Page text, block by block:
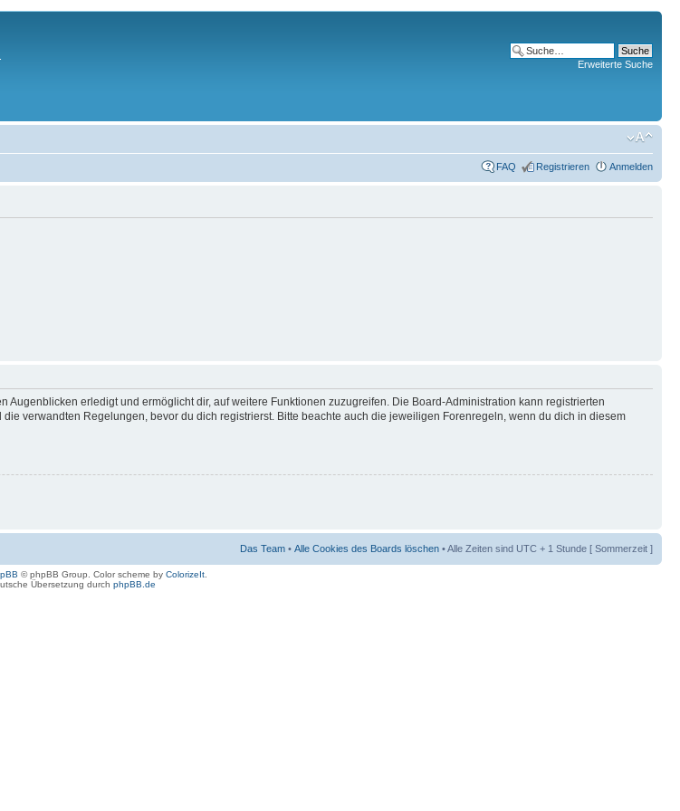
Erweiterte Suche
FAQ Registrieren Anmelden
erledigt und ermöglicht dir, auf weitere Funktionen zuzugreifen. Die Board-Administration kann registrierten
verwandten Regelungen, bevor du dich registrierst. Bitte beachte auch die jeweiligen Forenregeln, wenn du dich in diesem
Das Team • Alle Cookies des Boards löschen • Alle Zeiten sind UTC + 1 Stunde [ Sommerzeit ]
© phpBB Group. Color scheme by ColorizeIt.
Übersetzung durch phpBB.de